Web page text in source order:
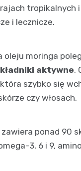
i lecznicze.
oleju moringa
aktywne.
szybko się
czy włosach.
ponad 90
3, 6 i 9,